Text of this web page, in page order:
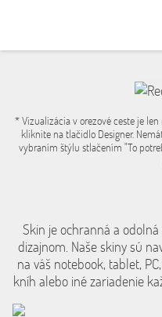
* Vizualizácia v orezové ceste je
kliknite na tlačidlo Designer.
vybraním štýlu stlačením "To
Skin je ochranná a
dizajnom. Naše skiny sú
na váš notebook, tablet,
kníh alebo iné zariadenie